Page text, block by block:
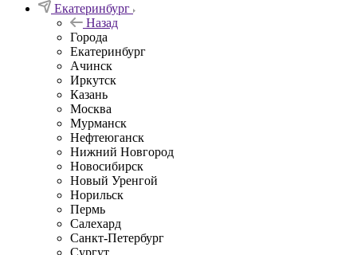
Екатеринбург
Назад
Города
Екатеринбург
Ачинск
Иркутск
Казань
Москва
Мурманск
Нефтеюганск
Нижний Новгород
Новосибирск
Новый Уренгой
Норильск
Пермь
Салехард
Санкт-Петербург
Сургут